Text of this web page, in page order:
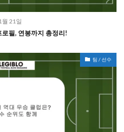
21일
필, 연봉까지 총정리!
팀 / 선수